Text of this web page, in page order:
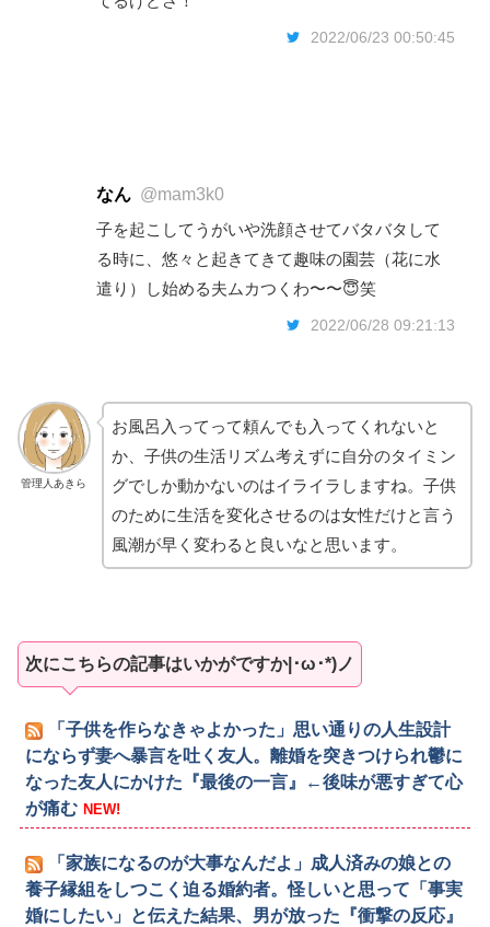
2022/06/23 00:50:45
なん @mam3k0
子を起こしてうがいや洗顔させてバタバタして
る時に、悠々と起きてきて趣味の園芸（花に水
遣り）し始める夫ムカつくわ〜〜😇笑
2022/06/28 09:21:13
管理人あきら
お風呂入ってって頼んでも入ってくれないと
か、子供の生活リズム考えずに自分のタイミン
グでしか動かないのはイライラしますね。子供
のために生活を変化させるのは女性だけと言う
風潮が早く変わると良いなと思います。
次にこちらの記事はいかがですか|･ω･*)ノ
「子供を作らなきゃよかった」思い通りの人生設計
にならず妻へ暴言を吐く友人。離婚を突きつけられ鬱に
なった友人にかけた『最後の一言』←後味が悪すぎて心
が痛む NEW!
「家族になるのが大事なんだよ」成人済みの娘との
養子縁組をしつこく迫る婚約者。怪しいと思って「事実
婚にしたい」と伝えた結果、男が放った『衝撃の反応』